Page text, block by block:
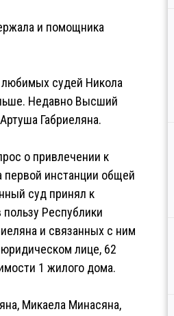
и помощника
любимых судей Никола
Недавно Высший
Габриеляна.
о привлечении к
первой инстанции общей
суд принял к
Республики
и связанных с ним
лице, 62
1 жилого дома.
Микаела Минасяна,